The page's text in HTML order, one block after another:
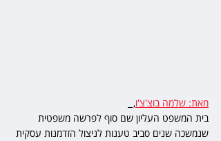
מאת: שלמה בוצ'צ'ו,
בית המשפט העליון שם סוף לפרשה משפטית
שנמשכה שנים סביב טענות לניצול הזדמנות עסקית